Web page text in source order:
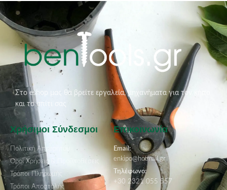
Στο eshop μας θα βρείτε εργαλεία, μηχανήματα για τον κήπο
και το σπίτι σας
Χρήσιμοι Σύνδεσμοι
Πολιτική Απορρήτου
Όροι Χρήσεις & Προϋποθέσεις
Τρόποι Πληρωμής
Τρόποι Αποστολής
Επικοινωνία
Email:
enkipo@hotmail.gr
Τηλέφωνο:
+30 2321 055 557